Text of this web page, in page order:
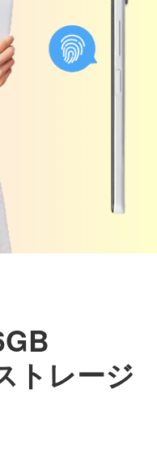
トレージ